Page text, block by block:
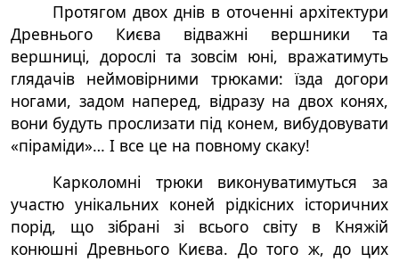
Протягом двох днів в оточенні архітектури
Древнього Києва відважні вершники та
вершниці, дорослі та зовсім юні, вражатимуть
глядачів неймовірними трюками: їзда догори
ногами, задом наперед, відразу на двох конях,
вони будуть прослизати під конем, вибудовувати
«піраміди»… І все це на повному скаку!
Карколомні трюки виконуватимуться за
участю унікальних коней рідкісних історичних
порід, що зібрані зі всього світу в Княжій
конюшні Древнього Києва. До того ж, до цих